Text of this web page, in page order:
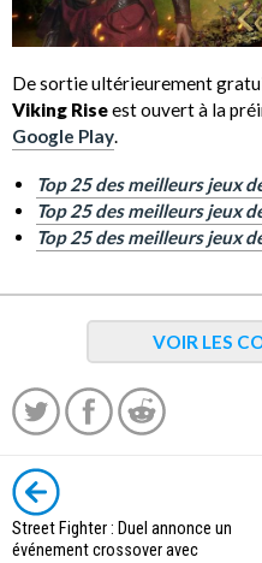
De sortie ultérieurement
Viking Riseest ouvert à la
Google Play
Top 25 des meilleurs jeux
Top 25 des meilleurs jeux
Top 25 des meilleurs jeux
VOIR LES
Street Fighter : Duel annonce un
événement crossover avec